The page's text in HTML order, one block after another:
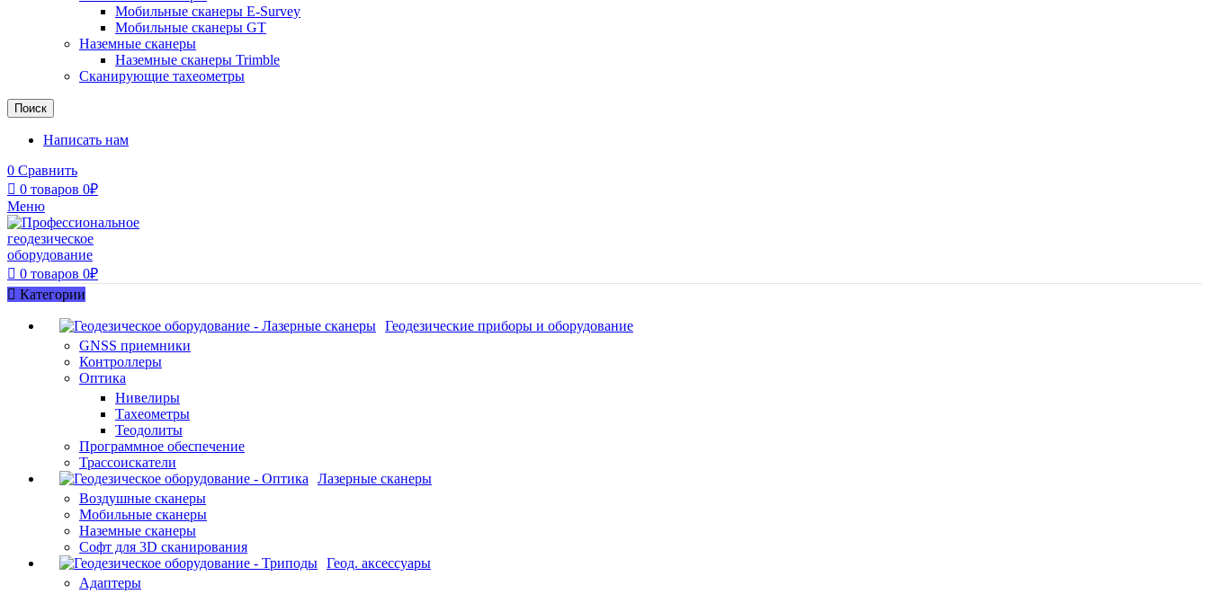
Мобильные сканеры E-Survey
Мобильные сканеры GT
Наземные сканеры
Наземные сканеры Trimble
Сканирующие тахеометры
Поиск
Написать нам
0 Сравнить
0 товаров 0₽
Меню
0 товаров 0₽
Категории
Геодезические приборы и оборудование
GNSS приемники
Контроллеры
Оптика
Нивелиры
Тахеометры
Теодолиты
Программное обеспечение
Трассоискатели
Лазерные сканеры
Воздушные сканеры
Мобильные сканеры
Наземные сканеры
Софт для 3D сканирования
Геод. аксессуары
Адаптеры